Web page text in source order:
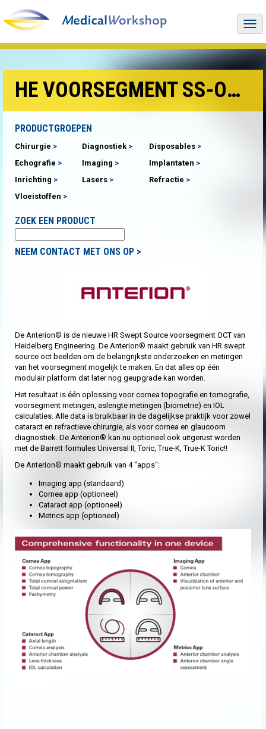
HE VOORSEGMENT SS-OCT ANTERION®
PRODUCTGROEPEN
Chirurgie Diagnostiek
Disposables
Echografie
Imaging
Implantaten
Inrichting
Lasers
Refractie
Vloeistoffen
ZOEK EEN PRODUCT
NEEM CONTACT MET ONS OP >
De Anterion® is de nieuwe HR Swept Source voorsegment OCT van
Heidelberg Engineering. De Anterion® maakt gebruik van HR swept
source oct beelden om de belangrijkste onderzoeken en metingen
van het voorsegment mogelijk te maken. En dat alles op één
modulair platform dat later nog geupgrade kan worden.
Het resultaat is één oplossing voor cornea topografie en tomografie,
voorsegment metingen, aslengte metingen (biometrie) en IOL
calculaties. Alle data is bruikbaar in de dagelijkse praktijk voor zowel
cataract en refractieve chirurgie, als voor cornea en glaucoom
diagnostiek. De Anterion® kan nu optioneel ook uitgerust worden
met de Barrett formules Universal II, Toric, True-K, True-K Toric!!
De Anterion® maakt gebruik van 4 "apps":
Imaging app (standaard)
Cornea app (optioneel)
Cataract app (optioneel)
Metrics app (optioneel)